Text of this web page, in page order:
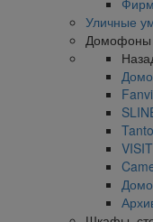
Уличные
Домофоны
VISIT